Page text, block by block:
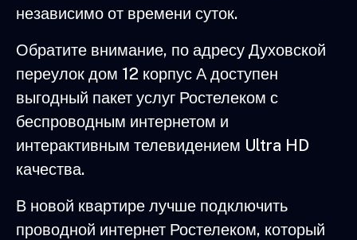
независимо от времени суток.
Обратите внимание, по адресу Духовской
переулок дом 12 корпус А доступен
выгодный пакет услуг Ростелеком с
беспроводным интернетом и
интерактивным телевидением Ultra HD
качества.
В новой квартире лучше подключить
проводной интернет Ростелеком, который